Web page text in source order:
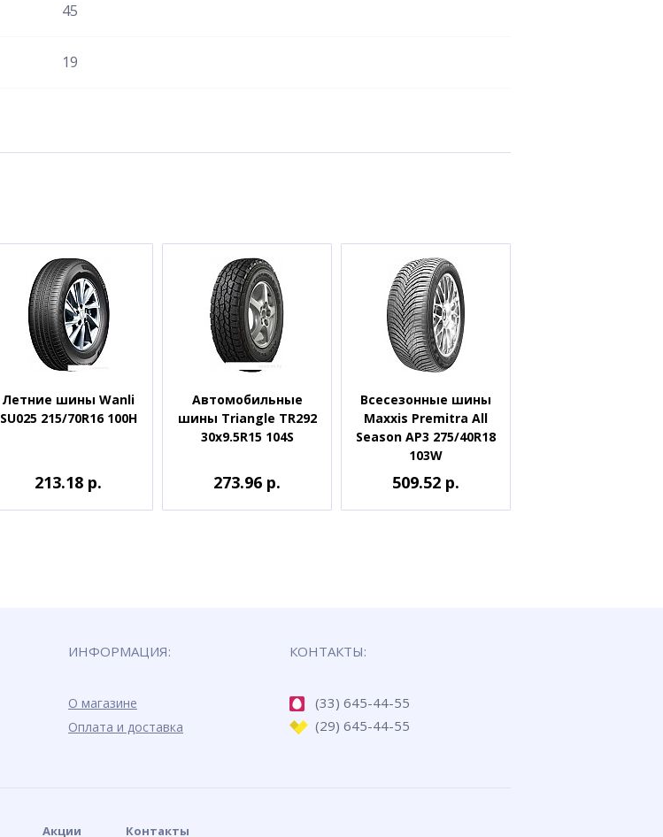
45
19
Летние шины Wanli
SU025 215/70R16 100H
213.18 р.
Автомобильные
шины Triangle TR292
30x9.5R15 104S
273.96 р.
Всесезонные шины
Maxxis Premitra All
Season AP3 275/40R18
103W
509.52 р.
ИНФОРМАЦИЯ:
О магазине
Оплата и доставка
КОНТАКТЫ:
(33) 645-44-55
(29) 645-44-55
Акции Контакты